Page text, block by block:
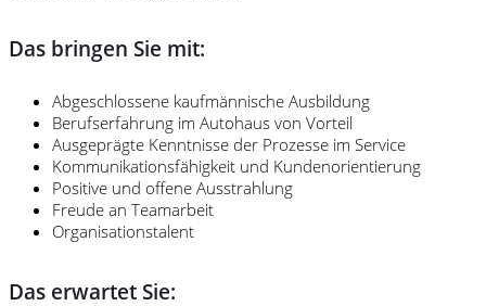
Das bringen Sie mit:
Abgeschlossene kaufmännische Ausbildung
Berufserfahrung im Autohaus von Vorteil
Ausgeprägte Kenntnisse der Prozesse im Service
Kommunikationsfähigkeit und Kundenorientierung
Positive und offene Ausstrahlung
Freude an Teamarbeit
Organisationstalent
Das erwartet Sie: